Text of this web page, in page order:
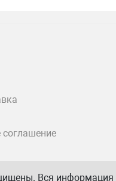
соглашение
Вся информация